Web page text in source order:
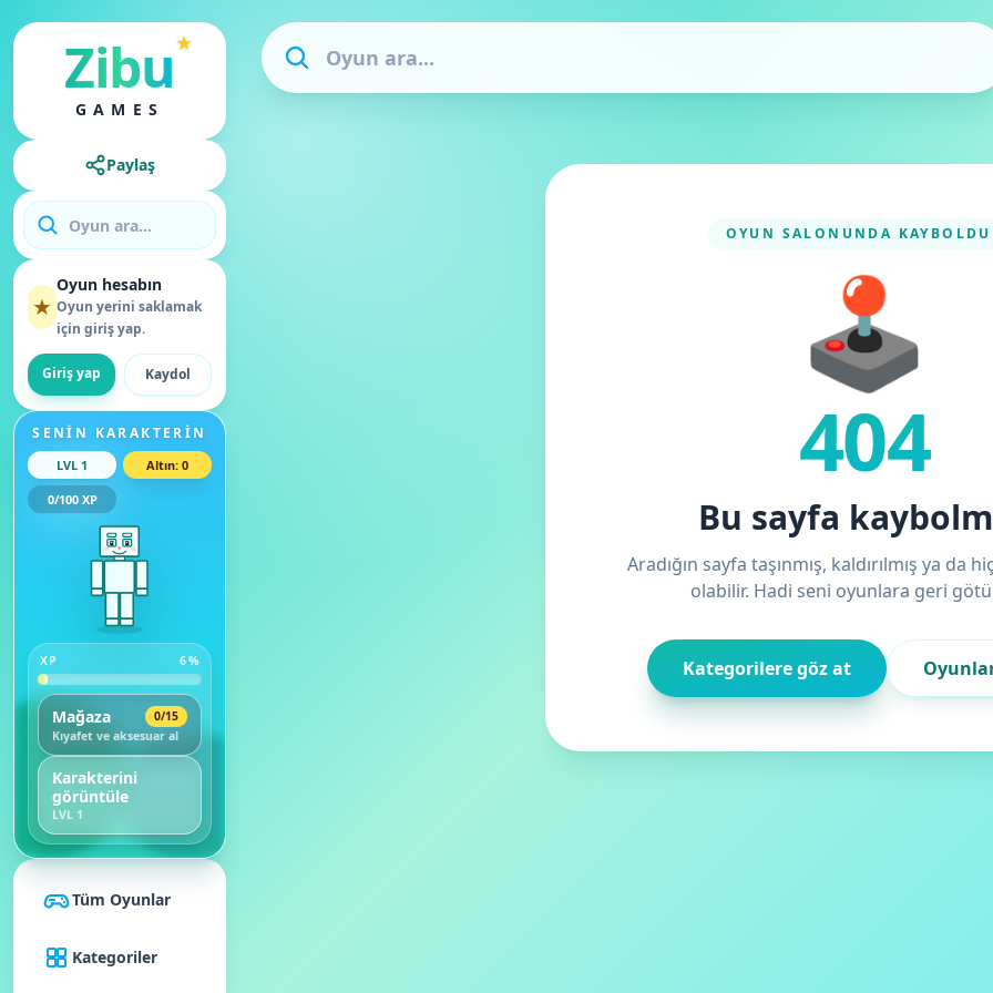
★
Zibu
GAMES
Paylaş
★
Oyun hesabın
Oyun yerini saklamak
için giriş yap.
Giriş yap Kaydol
SENIN KARAKTERIN
LVL 1 Altın: 0
0/100 XP
XP 6%
Mağaza 0/15
Kıyafet ve aksesuar al
Karakterini
görüntüle
LVL 1
Tüm Oyunlar
Kategoriler
OYUN SALONUNDA
🕹️
404
Bu sayfa
Aradığın sayfa taşınmış, kaldırılmış ya da
olabilir. Hadi seni oyunlara geri
Kategorilere göz at